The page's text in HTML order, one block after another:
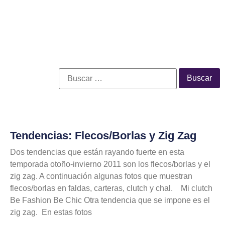
Tendencias: Flecos/Borlas y Zig Zag
Dos tendencias que están rayando fuerte en esta
temporada otoño-invierno 2011 son los flecos/borlas y el
zig zag. A continuación algunas fotos que muestran
flecos/borlas en faldas, carteras, clutch y chal. Mi clutch
Be Fashion Be Chic Otra tendencia que se impone es el
zig zag. En estas fotos